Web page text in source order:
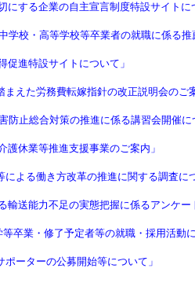
にする企業の自主宣言制度特設サイトに
学校・高等学校等卒業者の就職に係る
促進特設サイトについて」
まえた労務費転嫁指針の改正説明会のご
防止総合対策の推進に係る講習会開催に
護休業等推進支援事業のご案内」
による働き方改革の推進に関する調査に
輸送能力不足の実態把握に係るアンケ
卒業・修了予定者等の就職・採用活動
ーターの公募開始等について」